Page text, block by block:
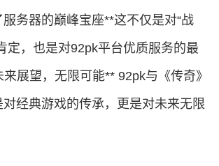
务器的巅峰宝座**这不仅是对“战
定，也是对92pk平台优质服务的最
展望，无限可能** 92pk与《传奇》
经典游戏的传承，更是对未来无限